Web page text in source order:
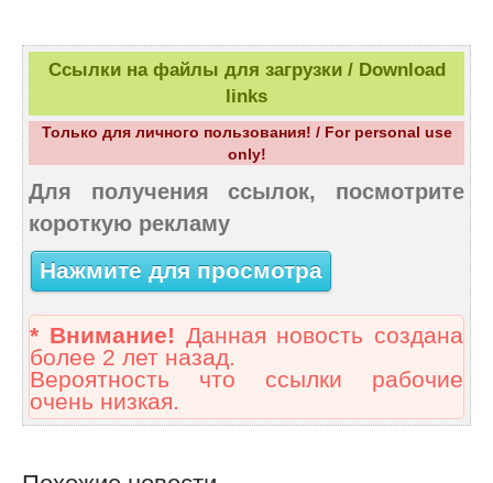
Ссылки на файлы для загрузки / Download
links
Только для личного пользования! / For personal use
only!
Для получения ссылок, посмотрите
короткую рекламу
Нажмите для просмотра
* Внимание! Данная новость создана
более 2 лет назад.
Вероятность что ссылки рабочие
очень низкая.